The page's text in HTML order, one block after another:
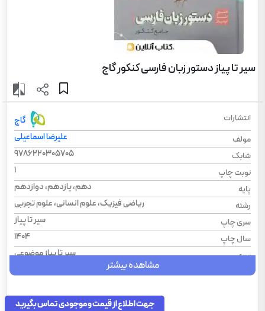
سیر تا پیاز دستور زبان فارسی کنکور گاج
انتشارات
گاج
مولف
علیرضا اسماعیلی
شابک
9786220305705
نوبت چاپ
1
پایه
دهم، یازدهم، دوازدهم
رشته
ریاضی فیزیک، علوم انسانی، علوم تجربی
سری چاپ
سیر تا پیاز
سال چاپ
1404
سری
سیر تا پیاز موضوعی
شومیز
مشاهده بیشتر
جهت اطلاع از قیمت و موجودی تماس بگیرید